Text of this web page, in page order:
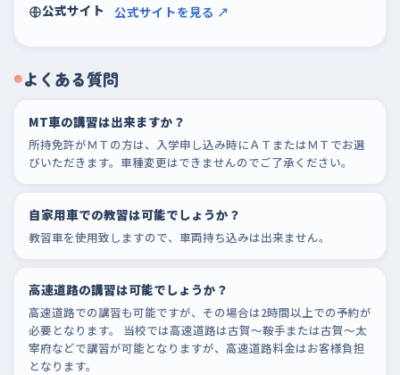
公式サイト
公式サイトを見る ↗
よくある質問
MT車の講習は出来ますか？
所持免許がＭＴの方は、入学申し込み時にＡＴまたはＭＴでお選
びいただきます。車種変更はできませんのでご了承ください。
自家用車での教習は可能でしょうか？
教習車を使用致しますので、車両持ち込みは出来ません。
高速道路の講習は可能でしょうか？
高速道路での講習も可能ですが、その場合は2時間以上での予約が
必要となります。 当校では高速道路は古賀～鞍手または古賀～太
宰府などで講習が可能となりますが、高速道路料金はお客様負担
となります。